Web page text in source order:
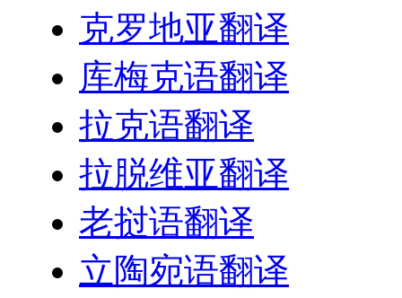
克罗地亚翻译
库梅克语翻译
拉克语翻译
拉脱维亚翻译
老挝语翻译
立陶宛语翻译